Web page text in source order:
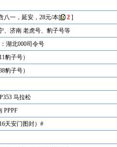
八一，延安，28元/本[ 2]
、济南 老虎号、豹子号等
湖北000司令号
豹子号）
豹子号）
马拉松
PPPF
天安门图封）#